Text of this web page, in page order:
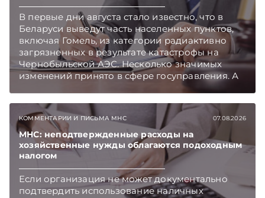
В первые дни августа стало известно, что в
Беларуси выведут часть населенных пунктов,
включая Гомель, из категории радиактивно
загрязненных в результате катастрофы на
Чернобыльской АЭС. Несколько значимых
изменений принято в сфере госуправления. А
бизнесу вновь дали надежду на сокращение
который приходится изучать ежегодно.
Очередные меры по оптимизации
нормотворчества предусмотрены в
постановлении Совмина. Подписывайтесь на
Telegram‑канал и Viber. Главное об экономике
Беларуси — раньше, чем в новостях
TelegramViber
КОММЕНТАРИИ И ПИСЬМА МНС 07.08.2026
МНС: неподтвержденные расходы на
хозяйственные нужды облагаются подоходным
налогом
Если организация не может документально
подтвердить использование наличных